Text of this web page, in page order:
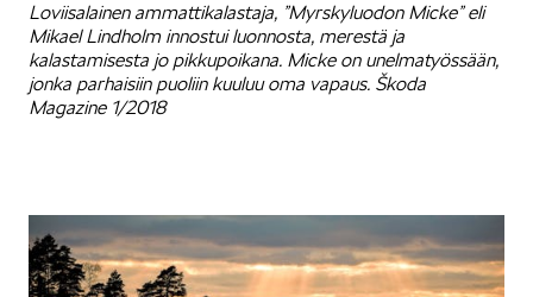
Loviisalainen ammattikalastaja, ”Myrskyluodon Micke” eli
Mikael Lindholm innostui luonnosta, merestä ja
kalastamisesta jo pikkupoikana. Micke on unelmatyössään,
jonka parhaisiin puoliin kuuluu oma vapaus. Škoda
Magazine 1/2018